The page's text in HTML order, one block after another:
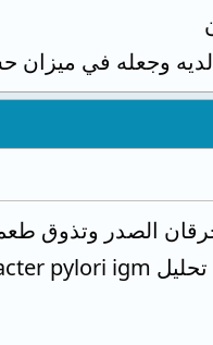
وجعله في ميزان
الصدر وتذوق طعم